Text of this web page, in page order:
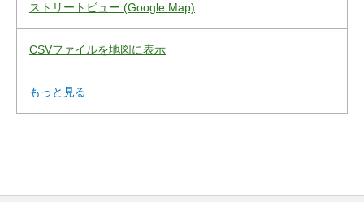
ストリートビュー (Google Map)
CSVファイルを地図に表示
もっと見る